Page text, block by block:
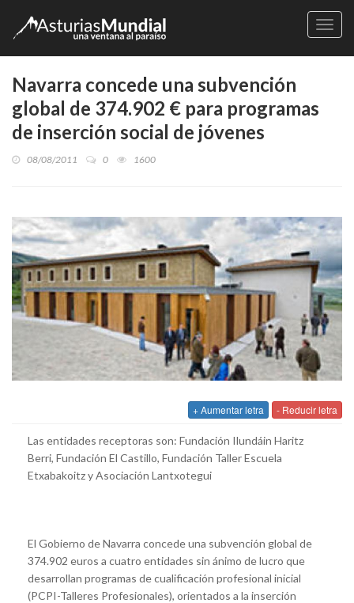
Navarra concede una subvención
global de 374.902 € para programas
de inserción social de jóvenes
08/08/2011 0 1600
+ Aumentar letra - Reducir letra
Las entidades receptoras son: Fundación Ilundáin Haritz
Berri, Fundación El Castillo, Fundación Taller Escuela
Etxabakoitz y Asociación Lantxotegui
El Gobierno de Navarra concede una subvención global de
374.902 euros a cuatro entidades sin ánimo de lucro que
desarrollan programas de cualificación profesional inicial
(PCPI-Talleres Profesionales), orientados a la inserción